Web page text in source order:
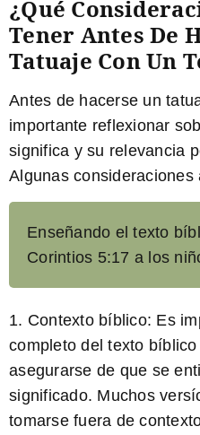
¿Qué
Tener Antes De
Tatuaje Con Un
Antes de hacerse un
importante reflexionar
significa y su relevancia
Algunas consideraciones
Enseñando el texto
Corintios 5:17 a los
1. Contexto bíblico: Es
completo del texto
asegurarse de que se
significado. Muchos
tomarse fuera de